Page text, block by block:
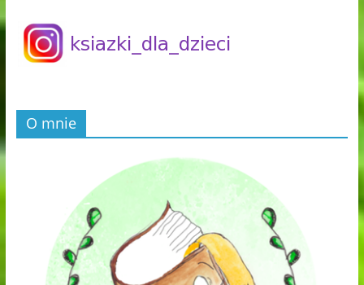
O mnie